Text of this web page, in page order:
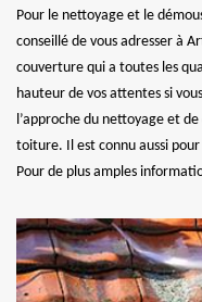
Pour le nettoyage et le
conseillé de vous adresser à
couverture qui a toutes les
hauteur de vos attentes si
l’approche du nettoyage et
toiture. Il est connu aussi
Pour de plus amples